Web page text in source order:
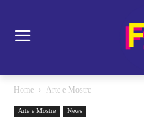
Home Arte e Mostre
Arte e Mostre News